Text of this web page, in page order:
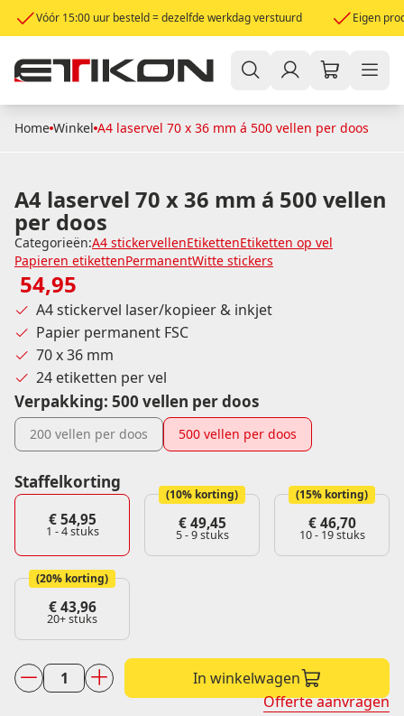
Vóór 15:00 uur besteld = dezelfde werkdag verstuurd Eigen
Home Winkel A4 laservel 70 x 36 mm á 500 vellen per doos
A4 laservel 70 x 36 mm á 500 vellen
per doos
Categorieën:A4 stickervellenEtikettenEtiketten op vel
Papieren etikettenPermanentWitte stickers
54,95
A4 stickervel laser/kopieer & inkjet
Papier permanent FSC
70 x 36 mm
24 etiketten per vel
Verpakking: 500 vellen per doos
200 vellen per doos 500 vellen per doos
Staffelkorting
€54,95
1 - 4stuks €49,45
(10% korting)
5 - 9 stuks
€46,70
(15% korting)
10 - 19 stuks
€43,96
(20% korting)
20+ stuks
A4
In winkelwagen
Offerte aanvragen